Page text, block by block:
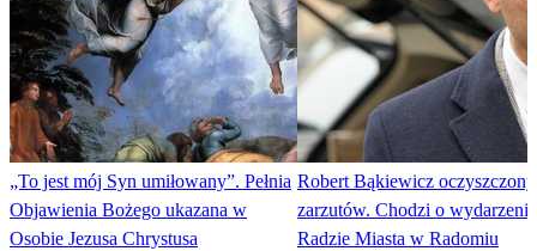
„To jest mój Syn umiłowany”. Pełnia
Objawienia Bożego ukazana w
Osobie Jezusa Chrystusa
Robert Bąkiewicz
zarzutów. Chodzi o
Radzie Miasta w Radomiu